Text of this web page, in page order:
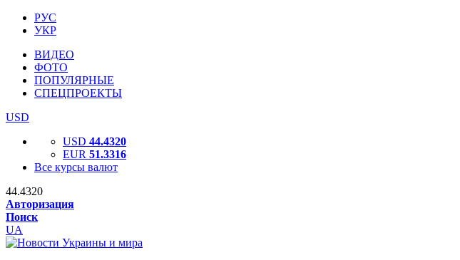
РУС
УКР
ВИДЕО
ФОТО
ПОПУЛЯРНЫЕ
СПЕЦПРОЕКТЫ
USD
USD 44.4320
EUR 51.3316
Все курсы валют
44.4320
Авторизация
Поиск
UA